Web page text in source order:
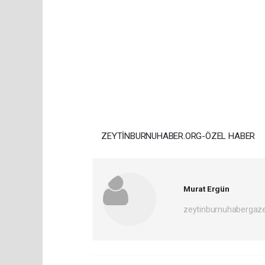
ZEYTİNBURNUHABER.ORG-ÖZEL HABER
Murat Ergün